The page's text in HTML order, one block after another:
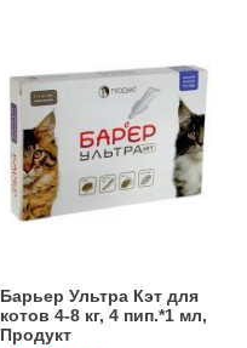
Барьер Ультра Кэт для
котов 4-8 кг, 4 пип.*1 мл,
Продукт